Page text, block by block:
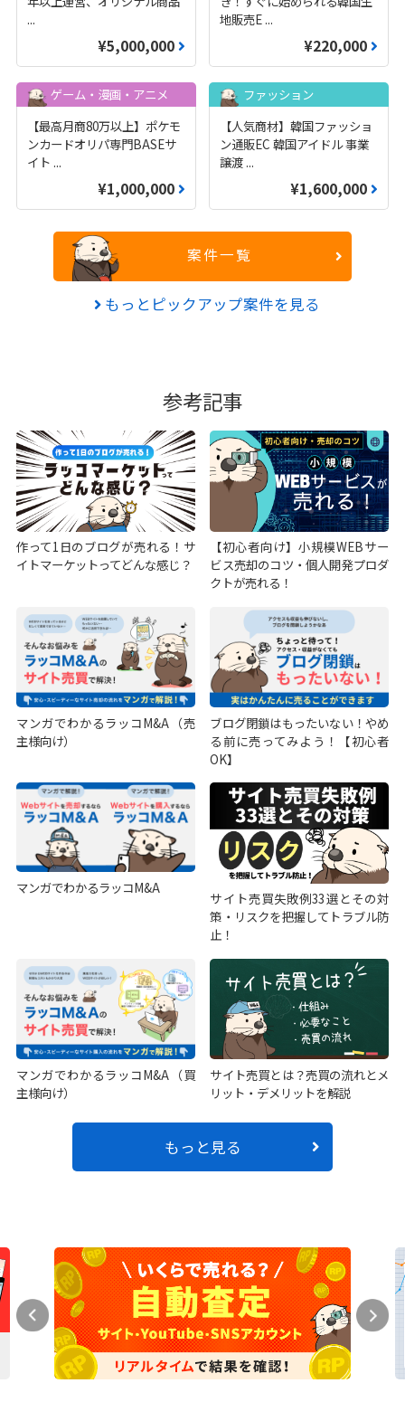
...
¥5,000,000
地販売E ...
¥220,000
ゲーム・漫画・アニメ
【最高月商80万以上】ポケモ
ンカードオリパ専門BASEサ
イト ...
¥1,000,000
ファッション
【人気商材】韓国ファッショ
ン通販EC 韓国アイドル 事業
譲渡 ...
¥1,600,000
案件一覧
もっとピックアップ案件を見る
参考記事
作って1日のブログが売れる！サ
イトマーケットってどんな感じ？
【初心者向け】小規模WEBサー
ビス売却のコツ・個人開発プロダ
クトが売れる！
マンガでわかるラッコM&A（売
主様向け）
ブログ閉鎖はもったいない！やめ
る前に売ってみよう！【初心者
OK】
マンガでわかるラッコM&A
サイト売買失敗例33選とその対
策・リスクを把握してトラブル防
止！
マンガでわかるラッコM&A（買
主様向け）
サイト売買とは？売買の流れとメ
リット・デメリットを解説
もっと見る